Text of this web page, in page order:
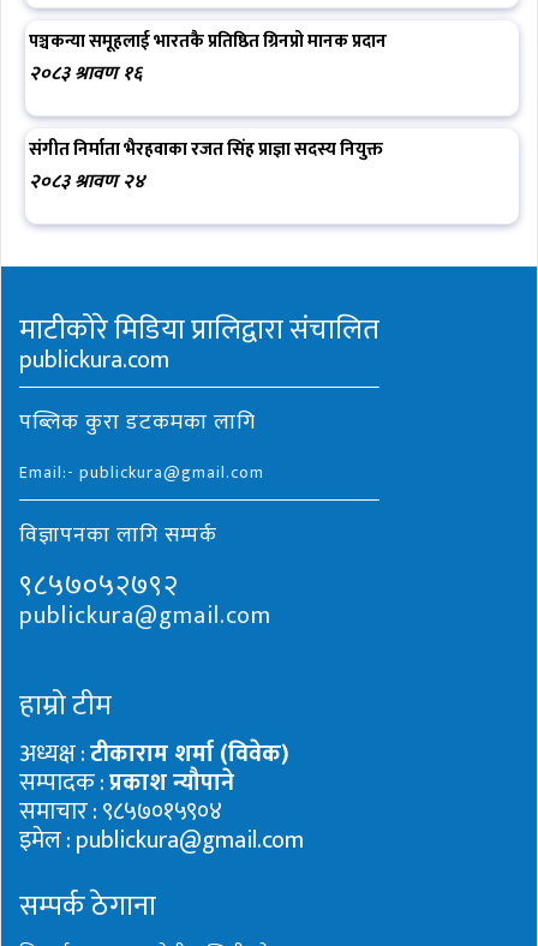
पञ्चकन्या समूहलाई भारतकै प्रतिष्ठित ग्रिनप्रो मानक प्रदान
२०८३ श्रावण १६
संगीत निर्माता भैरहवाका रजत सिंह प्राज्ञा सदस्य नियुक्त
२०८३ श्रावण २४
माटीकोरे मिडिया प्रालिद्वारा संचालित
publickura.com
पब्लिक कुरा डटकमका लागि
Email:- publickura@gmail.com
विज्ञापनका लागि सम्पर्क
९८५७०५२७९२
publickura@gmail.com
हाम्रो टीम
अध्यक्ष :टीकाराम शर्मा (विवेक)
सम्पादक :प्रकाश न्यौपाने
समाचार : ९८५७०१५९०४
इमेल : publickura@gmail.com
सम्पर्क ठेगाना